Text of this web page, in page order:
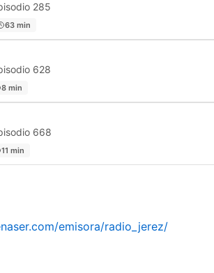
285
63 min
628
8 min
668
11 min
emisora/radio_jerez/